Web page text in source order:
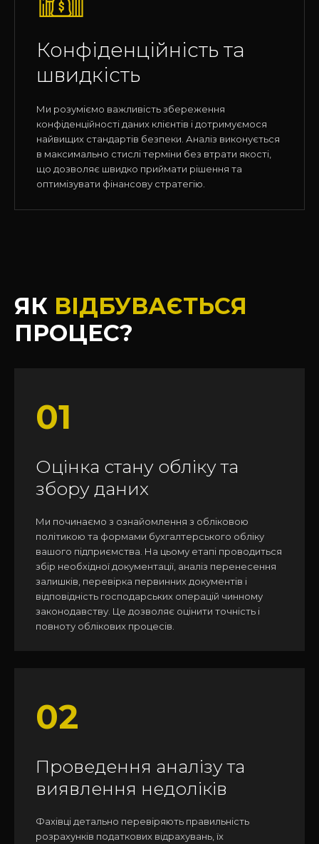
Конфіденційність та
швидкість
Ми розуміємо важливість збереження
конфіденційності даних клієнтів і дотримуємося
найвищих стандартів безпеки. Аналіз виконується
в максимально стислі терміни без втрати якості,
що дозволяє швидко приймати рішення та
оптимізувати фінансову стратегію.
ЯК ВІДБУВАЄТЬСЯ
ПРОЦЕС?
01
Оцінка стану обліку та
збору даних
Ми починаємо з ознайомлення з обліковою
політикою та формами бухгалтерського обліку
вашого підприємства. На цьому етапі проводиться
збір необхідної документації, аналіз перенесення
залишків, перевірка первинних документів і
відповідність господарських операцій чинному
законодавству. Це дозволяє оцінити точність і
повноту облікових процесів.
02
Проведення аналізу та
виявлення недоліків
Фахівці детально перевіряють правильність
розрахунків податкових відрахувань, їх